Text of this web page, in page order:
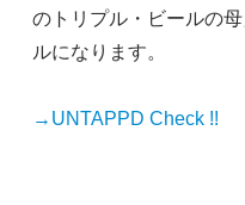
のトリプル・ビールの
ルになります。
→UNTAPPD Check !!